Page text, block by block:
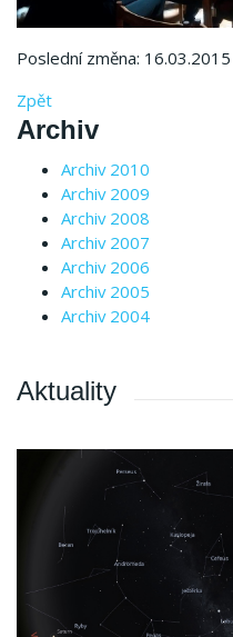
Poslední změna:
Zpět
Archiv
Archiv 2010
Archiv 2009
Archiv 2008
Archiv 2007
Archiv 2006
Archiv 2005
Archiv 2004
Aktuality